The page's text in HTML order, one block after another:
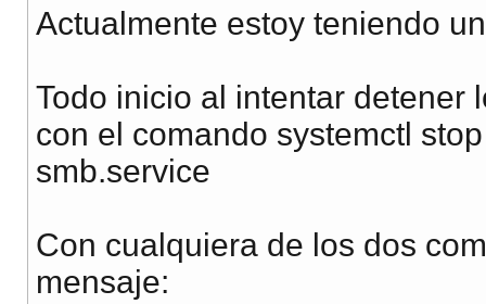
Actualmente estoy teniendo
Todo inicio al intentar detener
con el comando systemctl
smb.service
Con cualquiera de los dos
mensaje: